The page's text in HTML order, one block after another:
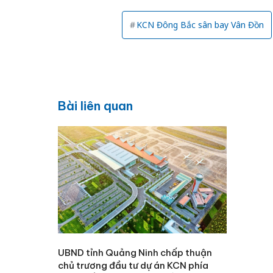
KCN Đông Bắc sân bay Vân Đồn
Bài liên quan
UBND tỉnh Quảng Ninh chấp thuận
chủ trương đầu tư dự án KCN phía